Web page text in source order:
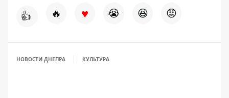
👍 🔥 ♥ 😭 😆 😡
НОВОСТИ ДНЕПРА КУЛЬТУРА